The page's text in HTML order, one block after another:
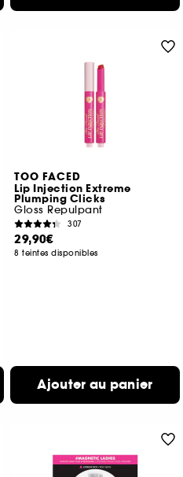
TOO FACED
Lip Injection Extreme
Plumping Clicks
Gloss Repulpant
307
29,90€
8 teintes disponibles
Ajouter au panier